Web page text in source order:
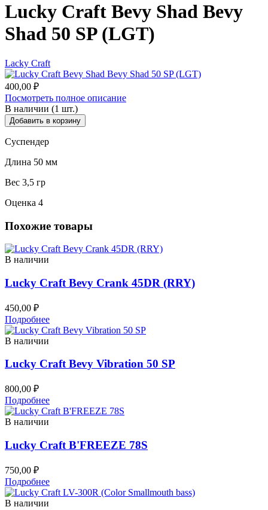
Lucky Craft Bevy Shad Bevy
Shad 50 SP (LGT)
Lacky Craft
400,00 ₽
Посмотреть полное описание
В наличии (1 шт.)
Добавить в корзину
Суспендер
Длина 50 мм
Вес 3,5 гр
Оценка 4
Похожие товары
В наличии
Lucky Craft Bevy Crank 45DR (RRY)
450,00 ₽
Подробнее
В наличии
Lucky Craft Bevy Vibration 50 SP
800,00 ₽
Подробнее
В наличии
Lucky Craft B'FREEZE 78S
750,00 ₽
Подробнее
В наличии